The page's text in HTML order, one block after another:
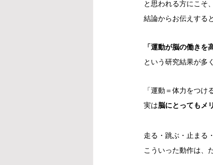
と思われる方にこそ
結論からお伝えする
「運動が脳の働きを
という研究結果が多
「運動＝体力をつけ
実は脳にとってもメ
走る・跳ぶ・止ま
こういった動作は、